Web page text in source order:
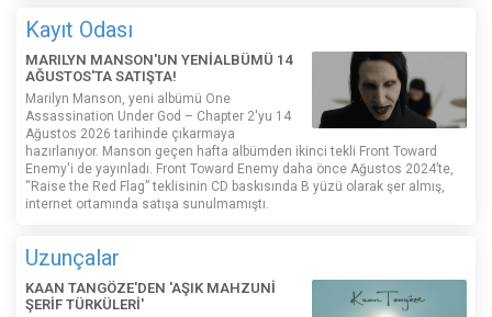
Kayıt Odası
MARILYN MANSON'UN YENİALBÜMÜ 14
AĞUSTOS'TA SATIŞTA!
Marilyn Manson, yeni albümü One
Assassination Under God – Chapter 2'yu 14
Ağustos 2026 tarihinde çıkarmaya
hazırlanıyor. Manson geçen hafta albümden ikinci tekli Front Toward
Enemy'i de yayınladı. Front Toward Enemy daha önce Ağustos 2024’te,
“Raise the Red Flag” teklisinin CD baskısında B yüzü olarak şer almış,
internet ortamında satışa sunulmamıştı.
Uzunçalar
KAAN TANGÖZE'DEN 'AŞIK MAHZUNİ
ŞERİF TÜRKÜLERİ'